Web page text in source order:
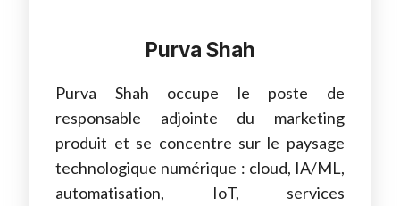
Purva Shah
Purva Shah occupe le poste de
responsable adjointe du marketing
produit et se concentre sur le paysage
technologique numérique : cloud, IA/ML,
automatisation, IoT, services